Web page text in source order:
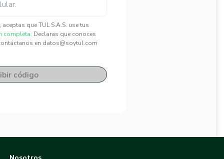
que TUL S.A.S. use tus
completa. Declaras que conoces
en datos@soytul.com
código